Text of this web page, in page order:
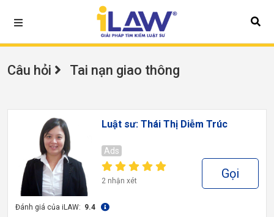
Câu hỏi Tai nạn giao thông
Luật sư: Thái Thị Diễm Trúc
Ads
2 nhận xét Gọi
Đánh giá của iLAW: 9.4